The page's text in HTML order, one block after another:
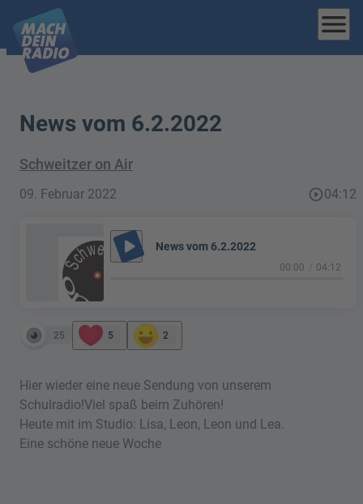
menu
News vom 6.2.2022
Schweitzer on Air
09. Februar 2022 play_circle_outline04:12
play_arrow News vom 6.2.2022
00:00 04:12
25 5 2
Hier wieder eine neue Sendung von unserem
Schulradio!Viel spaß beim Zuhören!
Heute mit im Studio: Lisa, Leon, Leon und Lea.
Eine schöne neue Woche